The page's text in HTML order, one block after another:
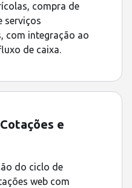
compra de
serviços
com integração ao
de caixa.
e
do ciclo de
web com